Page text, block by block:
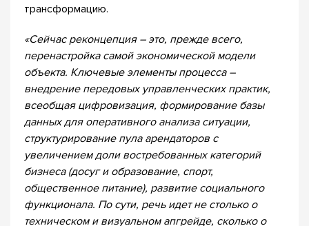
трансформацию.
«Сейчас реконцепция – это, прежде всего,
перенастройка самой экономической модели
объекта. Ключевые элементы процесса –
внедрение передовых управленческих практик,
всеобщая цифровизация, формирование базы
данных для оперативного анализа ситуации,
структурирование пула арендаторов с
увеличением доли востребованных категорий
бизнеса (досуг и образование, спорт,
общественное питание), развитие социального
функционала. По сути, речь идет не столько о
техническом и визуальном апгрейде, сколько о